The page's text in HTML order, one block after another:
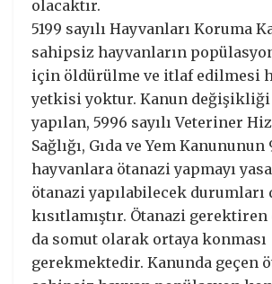
olacaktır.
5199 sayılı Hayvanları Koruma
sahipsiz hayvanların
için öldürülme ve itlaf edilmesi
yetkisi yoktur. Kanun değişikliği
yapılan, 5996 sayılı Veteriner
Sağlığı, Gıda ve Yem
hayvanlara ötanazi yapmayı
ötanazi yapılabilecek durumları
kısıtlamıştır. Ötanazi
da somut olarak ortaya konması
gerekmektedir. Kanunda geçen